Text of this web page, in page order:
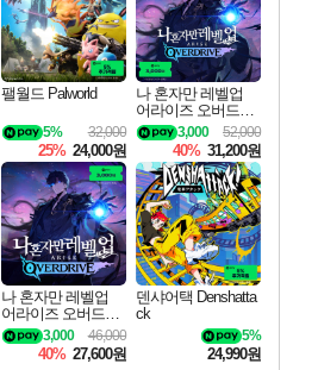
팰월드 Palworld
32,000
5%
25% 24,000원
나 혼자만 레벨업
어라이즈 오버드라
이브 디럭스 에디션
Solo Leveling Arise
Overdrive Deluxe Edi
tion
52,000
3,000
40% 31,200원
나 혼자만 레벨업
어라이즈 오버드라
이브 Solo Leveling A
rise
46,000
3,000
40% 27,600원
덴샤어택 Denshatta
ck
5%
24,990원